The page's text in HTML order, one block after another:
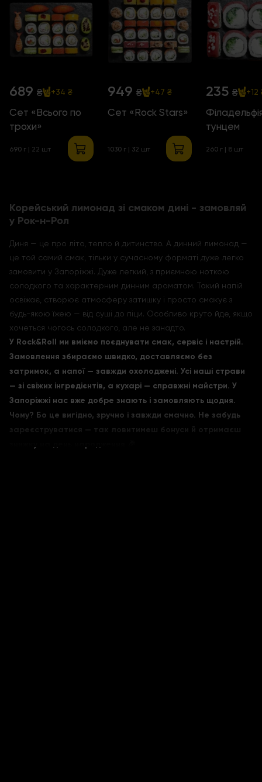
689 ₴ +34 ₴
Сет «Всього по
трохи»
690 г | 22 шт
949 ₴ +47 ₴
Сет «Rock Stars»
1030 г | 32 шт
235 ₴ +12
тунцем
260 г | 8 шт
Корейський лимонад зі смаком дині - замовляй
у Рок-н-Рол
Диня — це про літо, тепло й дитинство. А динний лимонад —
це той самий смак, тільки у сучасному форматі дуже легко
замовити у Запоріжжі. Дуже легкий, з приємною ноткою
солодкого та характерним динним ароматом. Такий напій
освіжає, створює атмосферу затишку і просто смакує з
будь-якою їжею — від суші до піци. Особливо круто йде, якщо
хочеться чогось солодкого, але не занадто.
У Rock&Roll ми вміємо поєднувати смак, сервіс і настрій.
Замовлення збираємо швидко, доставляємо без
затримок, а напої — завжди охолоджені. Усі наші страви
— зі свіжих інгредієнтів, а кухарі — справжні майстри. У
Запоріжжі нас вже добре знають і замовляють щодня.
Чому? Бо це вигідно, зручно і завжди смачно. Не забудь
зареєструватися — так ловитимеш бонуси й отримаєш